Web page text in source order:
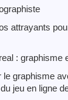
attrayants
: graphisme
le graphisme
jeu en ligne